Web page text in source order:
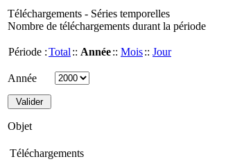
Téléchargements - Séries temporelles
Nombre de téléchargements durant la période
Période :Total :: Année:: Mois:: Jour
Année
Objet
Téléchargements